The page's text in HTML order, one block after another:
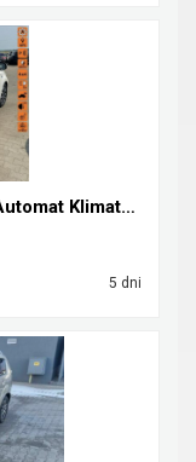
Mitsubishi Outlander AWD PHEV Automat Klimatronik ...
5 dni